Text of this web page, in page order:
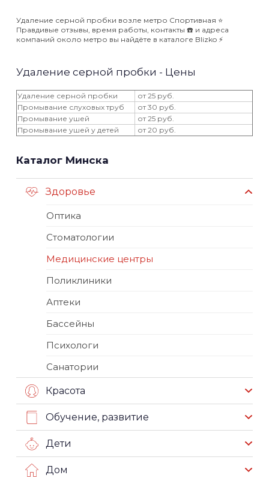
Удаление серной пробки возле метро Спортивная ⭐️
Правдивые отзывы, время работы, контакты ☎️ и адреса
компаний около метро вы найдёте в каталоге Blizko ⚡️
Удаление серной пробки - Цены
Удаление серной пробки
от 25 руб.
Промывание слуховых труб
от 30 руб.
Промывание ушей
от 25 руб.
Промывание ушей у детей
от 20 руб.
Каталог Минска
Здоровье
Оптика
Стоматологии
Медицинские центры
Поликлиники
Аптеки
Бассейны
Психологи
Санатории
Красота
Обучение, развитие
Дети
Дом